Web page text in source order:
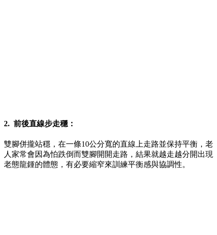
2. 前後直線步走穩：
雙腳併攏站穩，在一條10公分寬的直線上走路並保持平衡，老
人家常會因為怕跌倒而雙腳開開走路，結果就越走越分開出現
老態龍鍾的體態，有必要縮窄來訓練平衡感與協調性。